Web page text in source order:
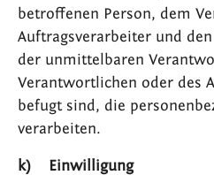
betroffenen Person, dem
Auftragsverarbeiter und
der unmittelbaren
Verantwortlichen oder des
befugt sind, die
verarbeiten.
k) Einwilligung